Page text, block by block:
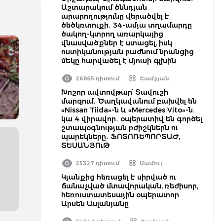
Աշտարակում ծննդյան
արարողությունը վերածվել է
ծեծկռտուքի․ 34-ամյա տղամարդը
ծակող-կտրող առարկայից
վնասվածքներ է ստացել, իսկ
ոստիկանության բաժնում նրանցից
մեկը հարվածել է մյուսի գլխին
26865 դիտում Շամշյան
Խոշոր ավտովթար՝ Տավուշի
մարզում․ Ծաղկավանում բախվել են
«Nissan Tiida»-ն և «Mercedes Vito»-ն․
կա 4 վիրավոր․ օպերատիվ են գործել
շտապօգնության բժիշկներն ու
պարեկները․ ՖՈՏՈՌԵՊՈՐՏԱԺ,
ՏԵՍԱՆՅՈւԹ
25327 դիտում Մամուլ
Կյանքից հեռացել է սիրված ու
ճանաչված մտավորական, ռեժիսոր,
հեռուստատեսային օպերատոր
Արսեն Ասլանյանը